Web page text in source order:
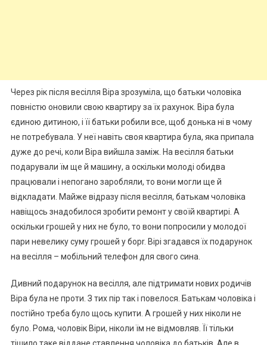
Через рік після весілля Віра зрозуміла, що батьки чоловіка
повністю оновили свою квартиру за їх рахунок. Віра була
єдиною дитиною, і її батьки робили все, щоб донька ні в чому
не потребувала. У неї навіть своя квартира була, яка припала
дуже до речі, коли Віра вийшла заміж. На весілля батьки
подарували їм ще й машину, а оскільки молоді обидва
працювали і непогано заробляли, то вони могли ще й
відкладати. Майже відразу після весілля, батькам чоловіка
навіщось знадобилося зробити ремонт у своїй квартирі. А
оскільки грошей у них не було, то вони попросили у молодої
пари невелику суму грошей у борr. Вірі згадався їх подарунок
на весілля – мобільний телефон для свого сина.
Дивний подарунок на весілля, але підтримати нових родичів
Віра була не проти. З тих пір так і повелося. Батькам чоловіка і
постійно треба було щось купити. А грошей у них ніколи не
було. Рома, чоловік Віри, ніколи їм не відмовляв. Її тільки